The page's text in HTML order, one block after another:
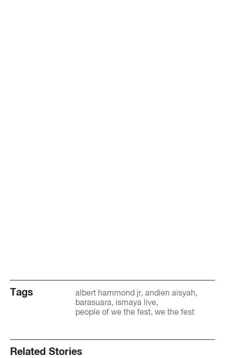
Tags albert hammond jr andien aisyah
barasuara ismaya live
people of we the fest we the fest
Related Stories